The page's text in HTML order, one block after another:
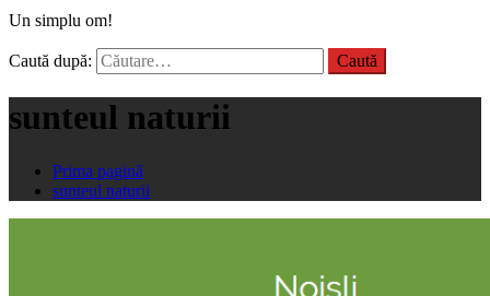
Un simplu om!
Caută după:
sunteul naturii
Prima pagină
sunteul naturii